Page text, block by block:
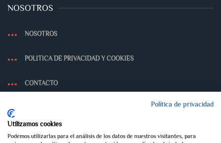
NOSOTROS
NOSOTROS
POLITICA DE PRIVACIDAD Y COOKIES
CONTACTO
Política de privacidad
Utilizamos cookies
Podemos utilizarlas para el análisis de los datos de nuestros visitantes, para